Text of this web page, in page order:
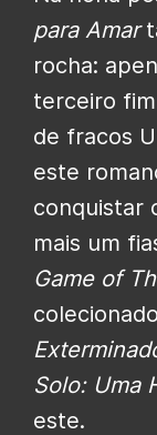
para Amar
rocha:
terceiro
de fracos
este
conquistar
mais um
Game of
Solo: Uma
este.